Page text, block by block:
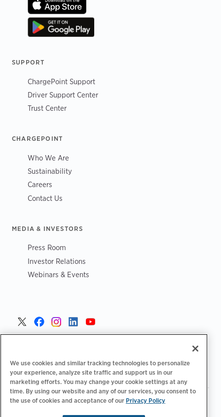
SUPPORT
ChargePoint Support
Driver Support Center
Trust Center
CHARGEPOINT
Who We Are
Sustainability
Careers
Contact Us
MEDIA & INVESTORS
Press Room
Investor Relations
Webinars & Events
Polityka prywatności | Opcje prywatności|Legalny
We use cookies and similar tracking technologies to personalize
your experience, analyze site traffic and support us in our
marketing efforts. You may change your cookie settings at any
time. By using our website and any of our services, you consent to
the use of cookies and acceptance of our Privacy Policy